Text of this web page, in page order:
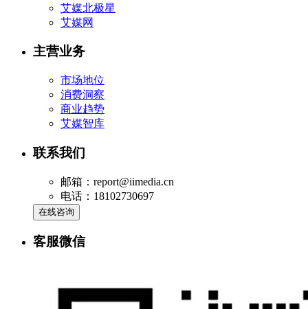
艾媒北极星
艾媒网
主营业务
市场地位
消费洞察
商业趋势
艾媒智库
联系我们
邮箱：report@iimedia.cn
电话：18102730697
在线咨询
客服微信